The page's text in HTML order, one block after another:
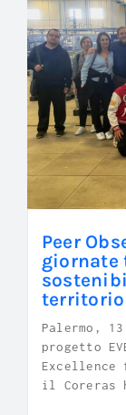
Peer
giornate
territorio
Palermo,
progetto
il Coreras